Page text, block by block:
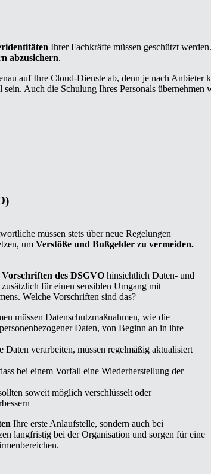
Ihrer Fachkräfte müssen geschützt
abzusichern.
auf Ihre Cloud-Dienste ab, denn je nach
sein. Auch die Schulung Ihres Personals übernehmen
müssen stets über neue Regelungen
um Verstöße und Bußgelder zu vermeiden.
Vorschriften des DSGVO hinsichtlich Daten- und
für einen sensiblen Umgang mit
Welche Vorschriften sind das?
müssen Datenschutzmaßnahmen, wie die
Daten, von Beginn an in ihre
Daten verarbeiten, müssen regelmäßig aktualisiert
bei einem Vorfall eine Wiederherstellung der
soweit möglich verschlüsselt oder
Ihre erste Anlaufstelle, sondern auch bei
langfristig bei der Organisation und sorgen für eine